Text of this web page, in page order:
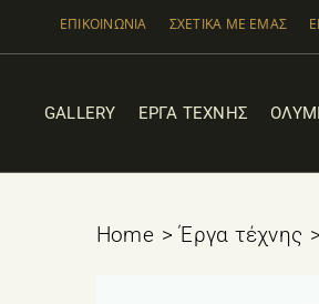
ΜετάβασηΕΠΙΚΟΙΝΩΝΙΑ ΣΧΕΤΙΚΑ ΜΕ ΕΜΑΣ
GALLERY ΕΡΓΑ ΤΕΧΝΗΣ
Home Έργα τέχνης